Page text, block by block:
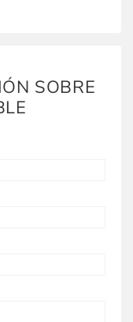
con una zona
SOBRE